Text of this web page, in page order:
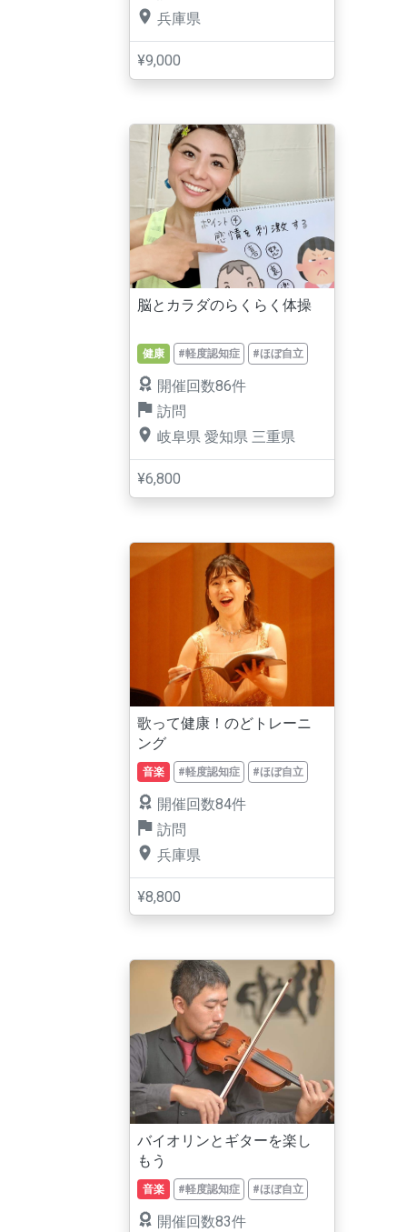
兵庫県
¥9,000
脳とカラダのらくらく体操
健康 #軽度認知症 #ほぼ自立
開催回数86件
訪問
岐阜県 愛知県 三重県
¥6,800
歌って健康！のどトレーニ
ング
音楽 #軽度認知症 #ほぼ自立
開催回数84件
訪問
兵庫県
¥8,800
バイオリンとギターを楽し
もう
音楽 #軽度認知症 #ほぼ自立
開催回数83件